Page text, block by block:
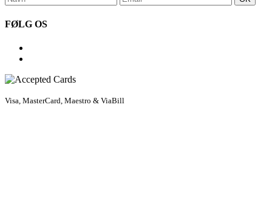
FØLG OS
Visa, MasterCard, Maestro & ViaBill